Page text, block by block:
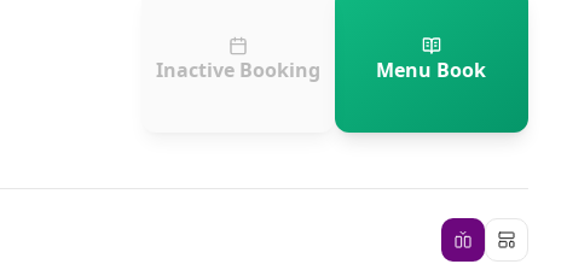
Inactive Booking Menu Book